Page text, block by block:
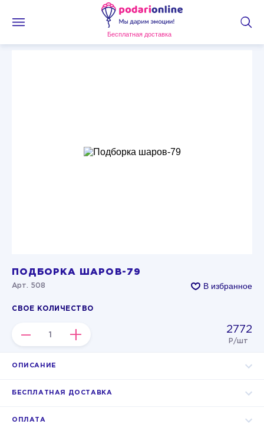
Бесплатная доставка
ПОДБОРКА ШАРОВ-79
Арт. 508 В избранное
СВОЕ КОЛИЧЕСТВО
– + 2772
Р/шт
ОПИСАНИЕ
БЕСПЛАТНАЯ ДОСТАВКА
ОПЛАТА